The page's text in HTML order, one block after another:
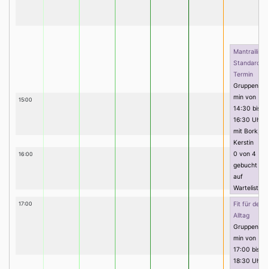
Mantrailing
Standard
Termin
Gruppenter
min von
14:30 bis
16:30 Uhr
mit Bork,
Kerstin
0 von 4
gebucht (0
auf
Warteliste)
15:00
16:00
17:00
Fit für den
Alltag
Gruppenter
min von
17:00 bis
18:30 Uhr